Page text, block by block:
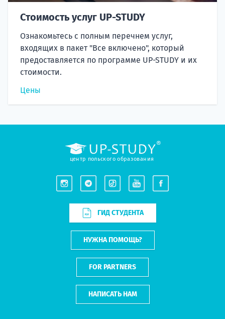
Стоимость услуг UP-STUDY
Ознакомьтесь с полным перечнем услуг,
входящих в пакет "Все включено", который
предоставляется по программе UP-STUDY и их
стоимости.
Цены
центр польского образования
ГИД СТУДЕНТА
НУЖНА ПОМОЩЬ?
FOR PARTNERS
НАПИСАТЬ НАМ